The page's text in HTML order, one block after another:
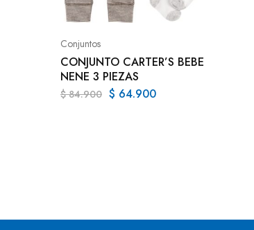
Conjuntos
CONJUNTO CARTER’S BEBE
NENE 3 PIEZAS
$84.900 $ 64.900